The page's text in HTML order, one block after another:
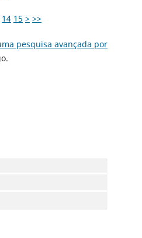
14 15 > >>
pesquisa avançada por